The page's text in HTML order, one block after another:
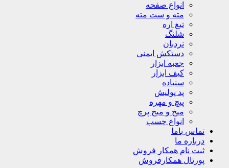
انواع صفحه
مته و ست مته
تیغ اره
شلنگ
نردبان
دستکش ایمنی
جعبه ابزار
کیف ابزار
سنباده
پد پولیش
پیچ و مهره
میخ و میخ پرچ
انواع چسب
تماس باما
درباره ما
ثبت نام همکار فروش
پورتال همکارفروش